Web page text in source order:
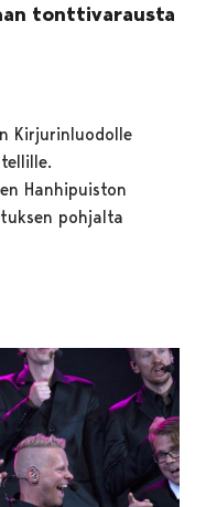
tonttivarausta
Kirjurinluodolle
Hanhipuiston
pohjalta